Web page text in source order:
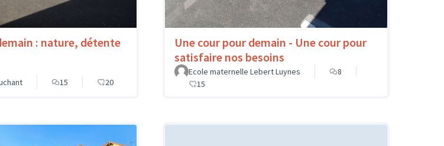
: nature, détente
15 20
Une cour pour demain - Une cour pour
satisfaire nos besoins
Ecole maternelle Lebert Luynes
8
15